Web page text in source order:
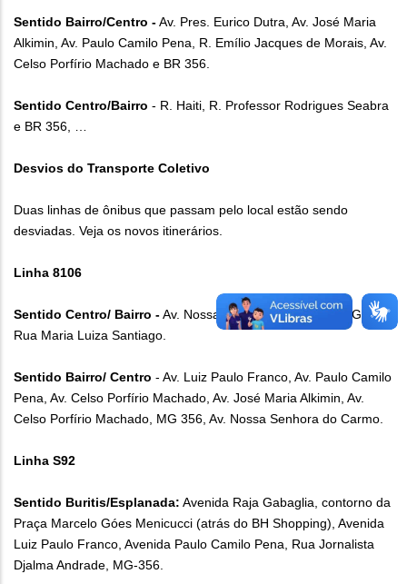
Sentido Bairro/Centro -Av. Pres. Eurico Dutra, Av. José Maria
Alkimin, Av. Paulo Camilo Pena, R. Emílio Jacques de Morais, Av.
Celso Porfírio Machado e BR 356.
Sentido Centro/Bairro - R. Haiti, R. Professor Rodrigues Seabra
e BR 356, …
Desvios do Transporte Coletivo
Duas linhas de ônibus que passam pelo local estão sendo
desviadas. Veja os novos itinerários.
Linha 8106
Sentido Centro/ Bairro -Av. Nossa Senhora do Carmo, MG-356,
Rua Maria Luiza Santiago.
Sentido Bairro/ Centro - Av. Luiz Paulo Franco, Av. Paulo Camilo
Pena, Av. Celso Porfírio Machado, Av. José Maria Alkimin, Av.
Celso Porfírio Machado, MG 356, Av. Nossa Senhora do Carmo.
Linha S92
Sentido Buritis/Esplanada: Avenida Raja Gabaglia, contorno da
Praça Marcelo Góes Menicucci (atrás do BH Shopping), Avenida
Luiz Paulo Franco, Avenida Paulo Camilo Pena, Rua Jornalista
Djalma Andrade, MG-356.